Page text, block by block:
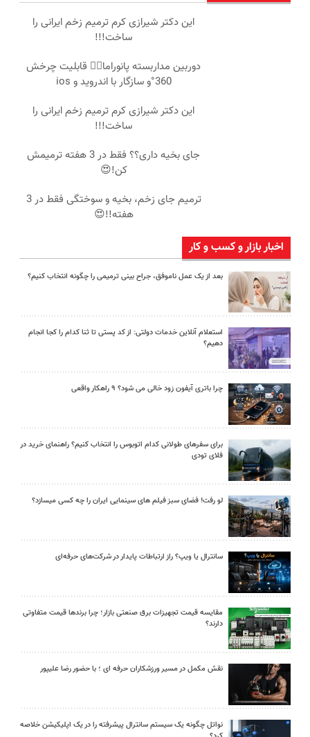
این دکتر شیرازی کرم ترمیم زخم ایرانی را
ساخت!!!
دوربین مداربسته پانوراما👈🏻 قابلیت چرخش
360°و سازگار با اندروید و ios
این دکتر شیرازی کرم ترمیم زخم ایرانی را
ساخت!!!
جای بخیه داری؟؟ فقط در 3 هفته ترمیمش
کن!😍
ترمیم جای زخم، بخیه و سوختگی فقط در 3
هفته!!😍
اخبار بازار و کسب و کار
بعد از یک عمل ناموفق، جراح بینی ترمیمی را چگونه انتخاب کنیم؟
استعلام آنلاین خدمات دولتی: از کد پستی تا ثنا کدام را کجا انجام
دهیم؟
چرا باتری آیفون زود خالی می شود؟ ۹ راهکار واقعی
برای سفرهای طولانی کدام اتوبوس را انتخاب کنیم؟ راهنمای خرید در
فلای تودی
لو رفت! فضای سبز فیلم های سینمایی ایران را چه کسی میسازد؟
سانترال یا ویپ؟ راز ارتباطات پایدار در شرکت‌های حرفه‌ای
مقایسه قیمت تجهیزات برق صنعتی بازار؛ چرا برندها قیمت متفاوتی
دارند؟
نقش مکمل در مسیر ورزشکاران حرفه ای ؛ با حضور رضا علیپور
نواتل چگونه یک سیستم سانترال پیشرفته را در یک اپلیکیشن خلاصه